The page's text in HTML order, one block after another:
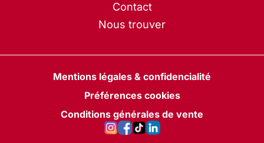
Contact
Nous trouver
Mentions légales & confidencialité
Préférences cookies
Conditions générales de vente